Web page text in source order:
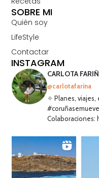
SOBRE MI
Quién soy
LifeStyle
Contactar
INSTAGRAM
CARLOTA
@carlotafarina
✧ Planes,
Colaboraciones: